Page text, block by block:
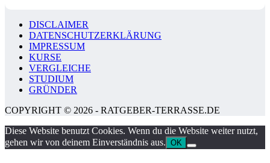
DISCLAIMER
DATENSCHUTZERKLÄRUNG
IMPRESSUM
KURSE
VERGLEICHE
STUDIUM
GRÜNDER
COPYRIGHT © 2026 - RATGEBER-TERRASSE.DE
Diese Website benutzt Cookies. Wenn du die Website weiter nutzt,
gehen wir von deinem Einverständnis aus. OK